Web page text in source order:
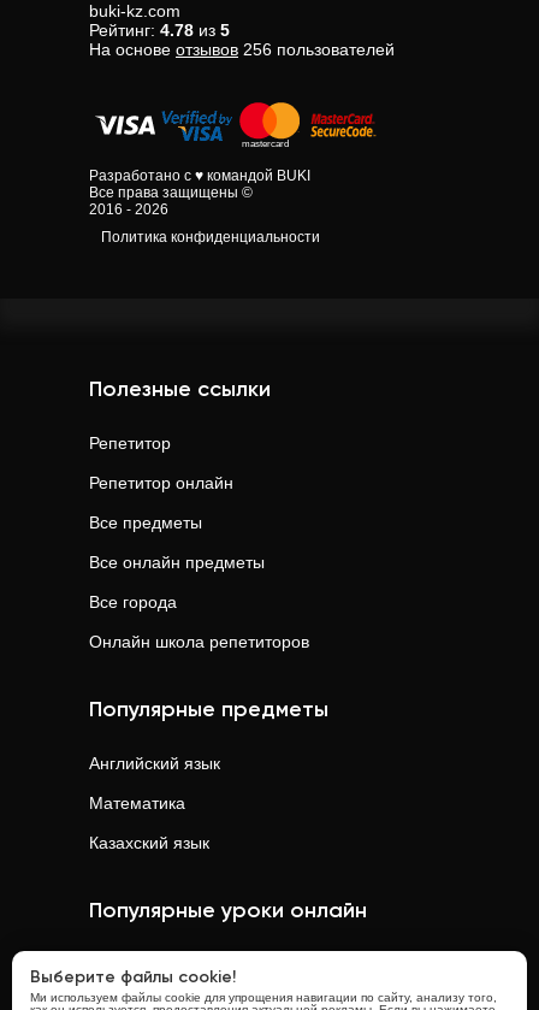
buki-kz.com
Рейтинг: 4.78 из 5
На основе отзывов 256 пользователей
Разработано с ♥ командой BUKI
Все права защищены ©
2016 - 2026
Политика конфиденциальности
Полезные ссылки
Репетитор
Репетитор онлайн
Все предметы
Все онлайн предметы
Все города
Онлайн школа репетиторов
Популярные предметы
Английский язык
Математика
Казахский язык
Популярные уроки онлайн
Физикаонлайн
Выберите файлы cookie!
Ми используем файлы cookie для упрощения навигации по сайту, анализу того,